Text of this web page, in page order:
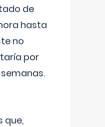
de
hasta
no
por
que,